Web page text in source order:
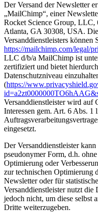
Der Versand der Newsletter
„MailChimp“, einer
Rocket Science Group, LLC,
Atlanta, GA 30308, USA.
Versanddienstleisters können
https://mailchimp.com/legal/
LLC d/b/a MailChimp ist
zertifiziert und bietet
Datenschutzniveau
(https://
Versanddienstleister wird auf
Interessen gem. Art. 6 Abs.
eingesetzt.
Der Versanddienstleister
pseudonymer Form, d.h.
Optimierung oder
zur technischen Optimierung
Newsletter oder für
Versanddienstleister nutzt die
jedoch nicht, um diese selbst
Dritte weiterzugeben.